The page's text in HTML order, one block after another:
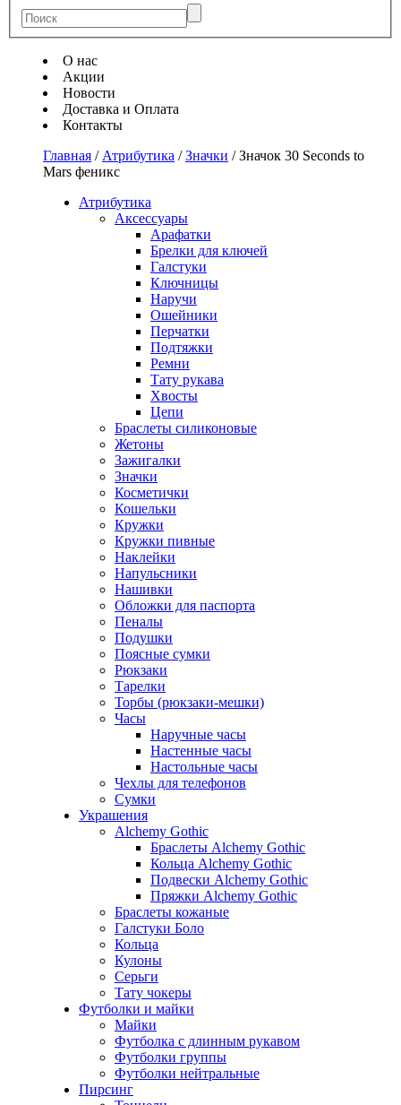
О нас
Акции
Новости
Доставка и Оплата
Контакты
Главная / Атрибутика /Значки /Значок 30 Seconds to
Mars феникс
Атрибутика
Аксессуары
Арафатки
Брелки для ключей
Галстуки
Ключницы
Наручи
Ошейники
Перчатки
Подтяжки
Ремни
Тату рукава
Хвосты
Цепи
Браслеты силиконовые
Жетоны
Зажигалки
Значки
Косметички
Кошельки
Кружки
Кружки пивные
Наклейки
Напульсники
Нашивки
Обложки для паспорта
Пеналы
Подушки
Поясные сумки
Рюкзаки
Тарелки
Торбы (рюкзаки-мешки)
Часы
Наручные часы
Настенные часы
Настольные часы
Чехлы для телефонов
Сумки
Украшения
Alchemy Gothic
Браслеты Alchemy Gothic
Кольца Alchemy Gothic
Подвески Alchemy Gothic
Пряжки Alchemy Gothic
Браслеты кожаные
Галстуки Боло
Кольца
Кулоны
Серьги
Тату чокеры
Футболки и майки
Майки
Футболка с длинным рукавом
Футболки группы
Футболки нейтральные
Пирсинг